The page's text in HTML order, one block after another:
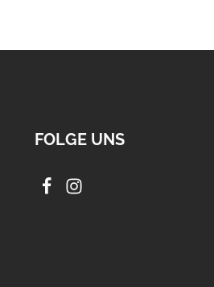
FOLGE UNS